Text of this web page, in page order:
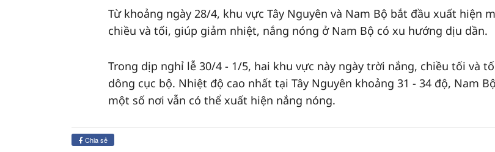
Từ khoảng ngày 28/4, khu vực Tây Nguyên và Nam Bộ bắt đầu xuất hiện
chiều và tối, giúp giảm nhiệt, nắng nóng ở Nam Bộ có xu hướng dịu dần.
Trong dịp nghỉ lễ 30/4 - 1/5, hai khu vực này ngày trời nắng, chiều tối và
dông cục bộ. Nhiệt độ cao nhất tại Tây Nguyên khoảng 31 - 34 độ, Nam
một số nơi vẫn có thể xuất hiện nắng nóng.
Chia sẻ